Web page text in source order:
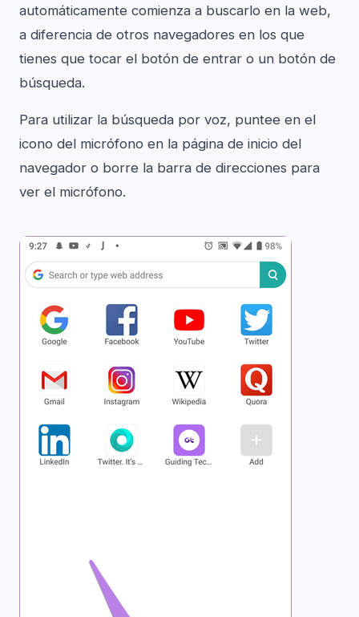
automáticamente comienza a buscarlo en la web,
a diferencia de otros navegadores en los que
tienes que tocar el botón de entrar o un botón de
búsqueda.
Para utilizar la búsqueda por voz, puntee en el
icono del micrófono en la página de inicio del
navegador o borre la barra de direcciones para
ver el micrófono.